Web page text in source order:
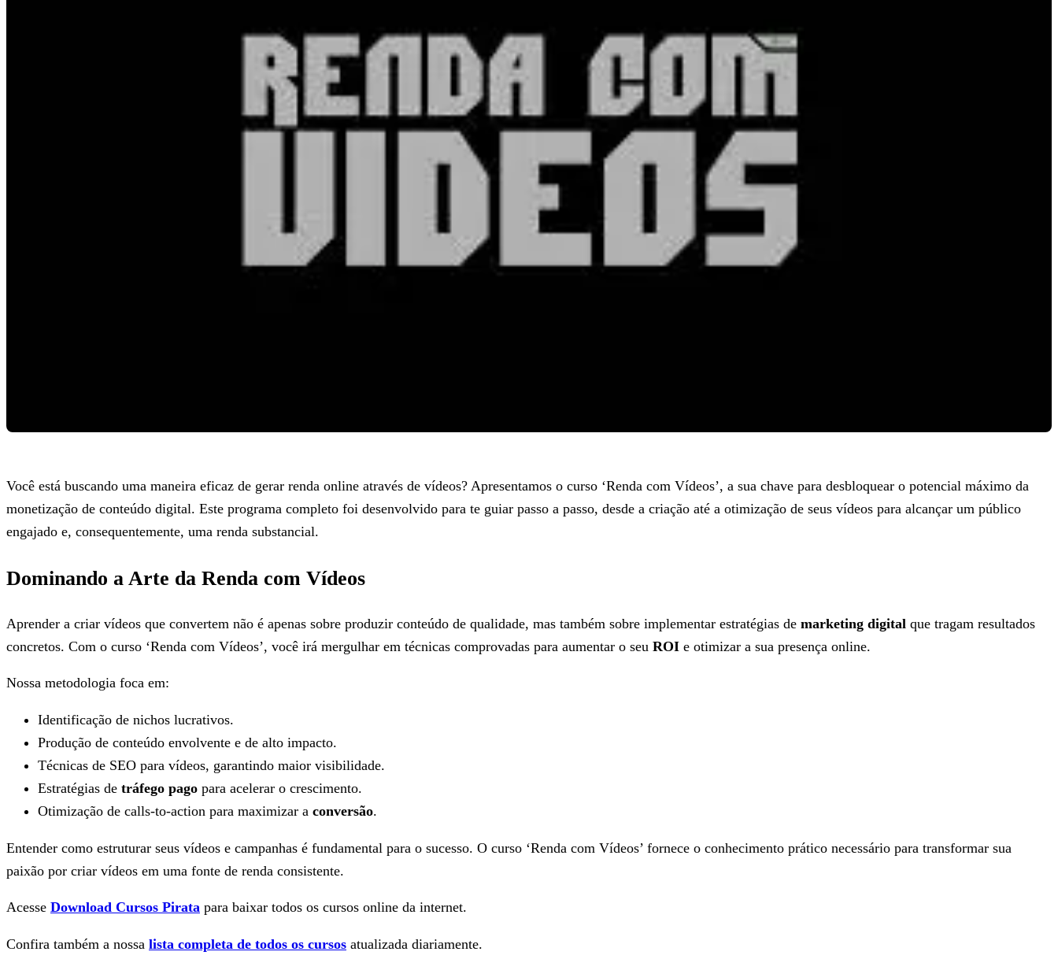
Você está buscando uma maneira eficaz de gerar renda online através de vídeos? Apresentamos o curso ‘Renda com Vídeos’, a sua chave para desbloquear o potencial máximo da
monetização de conteúdo digital. Este programa completo foi desenvolvido para te guiar passo a passo, desde a criação até a otimização de seus vídeos para alcançar um público
engajado e, consequentemente, uma renda substancial.
Dominando a Arte da Renda com Vídeos
Aprender a criar vídeos que convertem não é apenas sobre produzir conteúdo de qualidade, mas também sobre implementar estratégias de marketing digital que tragam resultados
concretos. Com o curso ‘Renda com Vídeos’, você irá mergulhar em técnicas comprovadas para aumentar o seu ROI e otimizar a sua presença online.
Nossa metodologia foca em:
Identificação de nichos lucrativos.
Produção de conteúdo envolvente e de alto impacto.
Técnicas de SEO para vídeos, garantindo maior visibilidade.
Estratégias de tráfego pago para acelerar o crescimento.
Otimização de calls-to-action para maximizar a conversão.
Entender como estruturar seus vídeos e campanhas é fundamental para o sucesso. O curso ‘Renda com Vídeos’ fornece o conhecimento prático necessário para transformar sua
paixão por criar vídeos em uma fonte de renda consistente.
Acesse Download Cursos Pirata para baixar todos os cursos online da internet.
Confira também a nossa lista completa de todos os cursos atualizada diariamente.